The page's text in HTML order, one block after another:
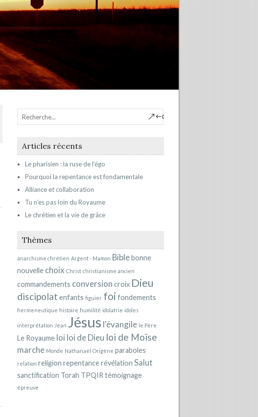
Articles récents
Le pharisien : la ruse de l’égo
Pourquoi la repentance est fondamentale
Alliance et collaboration
Tu n’es pas loin du Royaume
Le chrétien et la vie de grâce
Thèmes
anarchisme chrétien Argent - Mamon Biblebonne
nouvelle choix Christ christianisme ancien
commandements conversion croix Dieu
discipolat enfants figuier foi fondements
hermeneutique histoire humilité idolatrie idoles
interprétation Jean Jésus l'évangile le Père
Le Royaume loi loi de Dieu loi de Moïse
marche Monde Nathanaël Origène paraboles
relation religion repentancerévélation Salut
sanctification Torah TPQIR témoignage
épreuve